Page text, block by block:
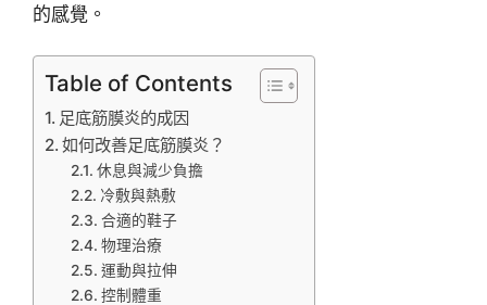
的感覺。
Table of Contents
足底筋膜炎的成因
如何改善足底筋膜炎？
休息與減少負擔
冷敷與熱敷
合適的鞋子
物理治療
運動與拉伸
控制體重